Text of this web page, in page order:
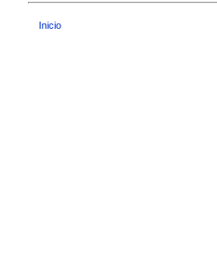
Inicio